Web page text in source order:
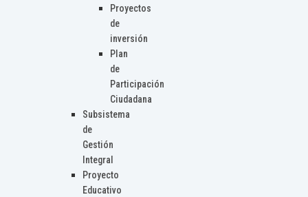
Proyectos
de
inversión
Plan
de
Participación
Ciudadana
Subsistema
de
Gestión
Integral
Proyecto
Educativo